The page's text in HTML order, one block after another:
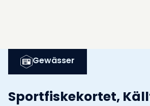
Gewässer
Sportfiskekortet,